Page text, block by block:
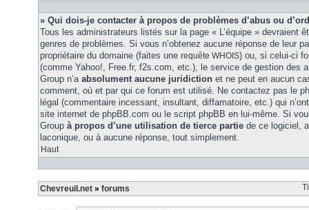
» Qui dois-je contacter à propos de problèmes d’abus ou
Tous les administrateurs listés sur la page « L’équipe » devraient
genres de problèmes. Si vous n’obtenez aucune réponse de leur
propriétaire du domaine (faites une requête WHOIS) ou, si celui-ci
(comme Yahoo!, Free.fr, f2s.com, etc.), le service de gestion des
Group n’a absolument aucune juridiction et ne peut en aucun
comment, où et par qui ce forum est utilisé. Ne contactez pas le
légal (commentaire incessant, insultant, diffamatoire, etc.) qui
site internet de phpBB.com ou le script phpBB en lui-même. Si
Group à propos d’une utilisation de tierce partie de ce logiciel,
laconique, ou à aucune réponse, tout simplement.
Haut
Chevreuil.net » forums